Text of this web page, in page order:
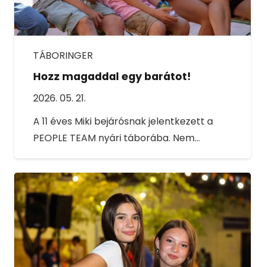
TÁBORINGER
Hozz magaddal egy barátot!
2026. 05. 21.
A 11 éves Miki bejárósnak jelentkezett a
PEOPLE TEAM nyári táborába. Nem…